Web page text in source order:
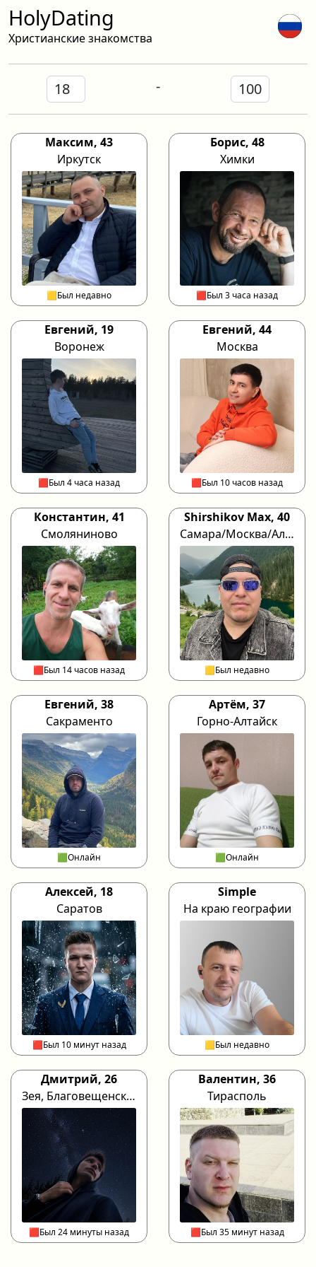
HolyDating
Христианские знакомства
-
Максим, 43
Иркутск
🟨Был недавно
Борис, 48
Химки
🟥Был 3 часа назад
Евгений, 19
Воронеж
🟥Был 4 часа назад
Евгений, 44
Москва
🟥Был 10 часов назад
Константин, 41
Смоляниново
🟥Был 14 часов назад
Shirshikov Max, 40
Самара/Москва/Алматы
🟨Был недавно
Евгений, 38
Сакраменто
🟩Онлайн
Артём, 37
Горно-Алтайск
🟩Онлайн
Алексей, 18
Саратов
🟥Был 10 минут назад
Simple
На краю географии
🟨Был недавно
Дмитрий, 26
Зея, Благовещенск, Хабаровск
🟥Был 24 минуты назад
Валентин, 36
Тирасполь
🟥Был 35 минут назад